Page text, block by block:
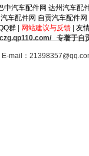
中汽车配件网 达州汽车配
车配件网 自贡汽车配件网
群| 网站建议与反馈| 友
专著于自
E-mail：